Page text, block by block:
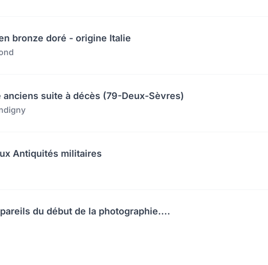
bronze doré - origine Italie
anciens suite à décès (79-Deux-Sèvres)
Antiquités militaires
du début de la photographie....